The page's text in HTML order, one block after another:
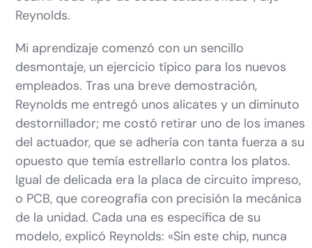
Reynolds.
Mi aprendizaje comenzó con un sencillo
desmontaje, un ejercicio típico para los nuevos
empleados. Tras una breve demostración,
Reynolds me entregó unos alicates y un diminuto
destornillador; me costó retirar uno de los imanes
del actuador, que se adhería con tanta fuerza a su
opuesto que temía estrellarlo contra los platos.
Igual de delicada era la placa de circuito impreso,
o PCB, que coreografía con precisión la mecánica
de la unidad. Cada una es específica de su
modelo, explicó Reynolds: «Sin este chip, nunca